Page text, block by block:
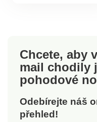
potraviny vážíte.
Výsledná hmotnost
tedy pouze
potravin bez
lze použít i pro
dovažování potravin.
Chcete, aby
mail chodily
pohodové
Odebírejte náš
přehled!